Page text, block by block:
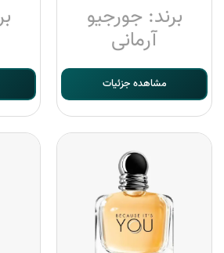
برند: جورجیو
آرمانی
مشاهده جزئیات